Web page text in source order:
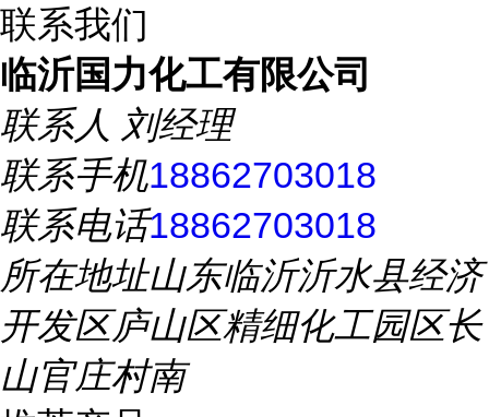
联系我们
临沂国力化工有限公司
联系人 刘经理
联系手机18862703018
联系电话18862703018
所在地址山东临沂沂水县经济
开发区庐山区精细化工园区长
山官庄村南